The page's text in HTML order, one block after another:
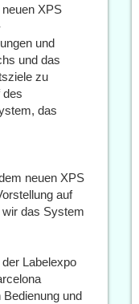
XPS
und
und das
zu
des
das
neuen XPS
auf
das System
Labelexpo
und